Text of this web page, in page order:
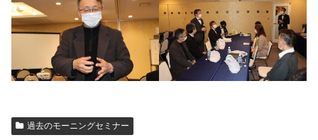
過去のモーニングセミナー